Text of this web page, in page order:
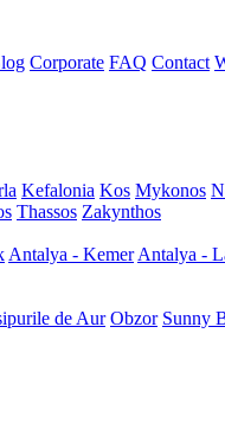
Corporate FAQ Contact
Kefalonia Kos Mykonos
Thassos Zakynthos
Antalya - Kemer Antalya -
de Aur Obzor Sunny